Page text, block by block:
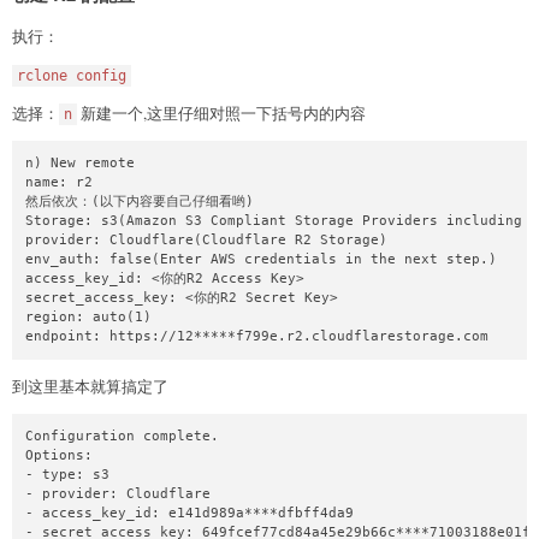
执行：
rclone config
选择： n 新建一个,这里仔细对照一下括号内的内容
n) New remote
name: r2
然后依次：(以下内容要自己仔细看哟)
Storage: s3(Amazon S3 Compliant Storage Providers including
provider: Cloudflare(Cloudflare R2 Storage)
env_auth: false(Enter AWS credentials in the next step.)
access_key_id: <你的R2 Access Key>
secret_access_key: <你的R2 Secret Key>
region: auto(1)
endpoint: https://12*****f799e.r2.cloudflarestorage.com
到这里基本就算搞定了
Configuration complete.
Options:
- type: s3
- provider: Cloudflare
- access_key_id: e141d989a****dfbff4da9
- secret_access_key: